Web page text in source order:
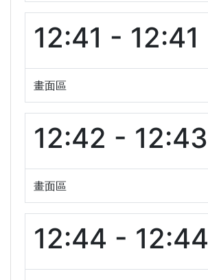
12:41 - 12:41
畫面區
12:42 - 12:43
畫面區
12:44 - 12:44